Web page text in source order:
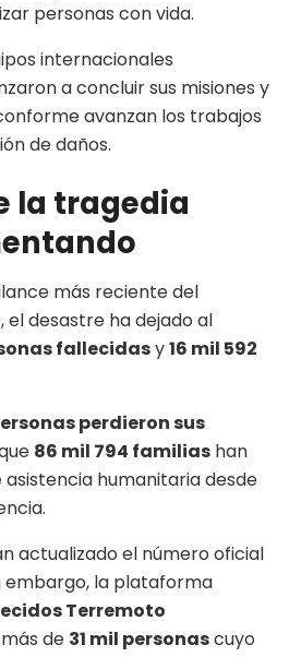
personas con vida.
internacionales
a concluir sus misiones y
avanzan los trabajos
de daños.
la tragedia
más reciente del
el desastre ha dejado al
fallecidasy16 mil 592
perdieron sus
86 mil 794 familias han
humanitaria desde
actualizado el número oficial
embargo, la plataforma
Terremoto
de 31 mil personascuyo